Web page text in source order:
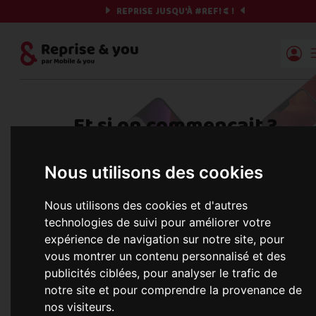
Nous utilisons des cookies
Nous utilisons des cookies et d'autres
technologies de suivi pour améliorer votre
expérience de navigation sur notre site, pour
vous montrer un contenu personnalisé et des
publicités ciblées, pour analyser le trafic de
notre site et pour comprendre la provenance de
nos visiteurs.
REPRISE JUSQU'À #REF!€ !
Reprise | Mobile & you
Et si on commençait ?
c'est parti !
Nous récupérons les meilleures
Une erreur est survenue :